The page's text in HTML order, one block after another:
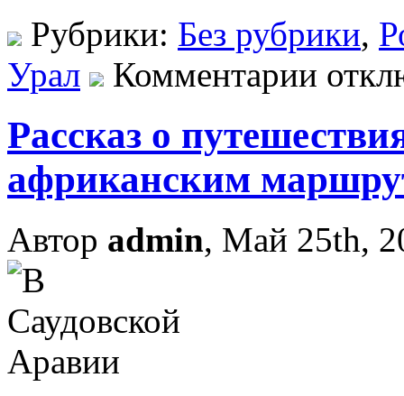
Рубрики: Без рубрики,
Урал
Комментарии
Рассказ о
африканским
Автор admin, Май 25th,